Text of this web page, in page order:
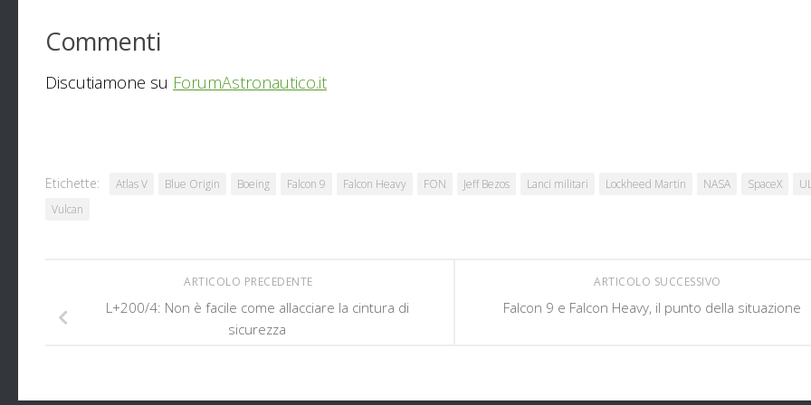
Commenti
Discutiamone su ForumAstronautico.it
Etichette: Atlas V Blue Origin Boeing Falcon 9 Falcon Heavy FON Jeff Bezos Lanci militari Lockheed Martin NASA SpaceX
Vulcan
ARTICOLO SUCCESSIVO
Falcon 9 e Falcon Heavy, il punto della situazione
ARTICOLO PRECEDENTE
L+200/4: Non è facile come allacciare la cintura di
sicurezza